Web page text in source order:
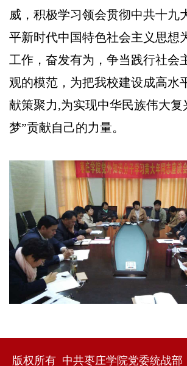
威，积极学习领会贯彻中共十九
平新时代中国特色社会主义思想
工作，奋发有为，争当践行社会
观的模范，为把我校建设成高水
献策聚力,为实现中华民族伟大复
梦”贡献自己的力量。
版权所有 中共枣庄学院党委统战